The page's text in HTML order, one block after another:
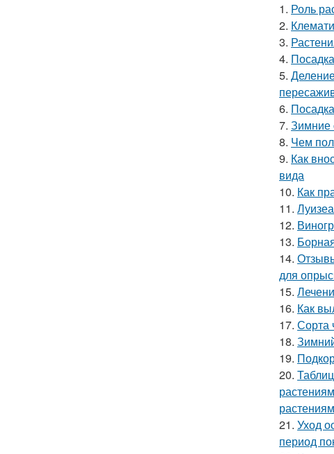
1. Роль
2.
3.
4.
5.
6.
7. Зимние
8. Чем
9. Как
вида
10. Как
11.
12.
13.
14.
для
15.
16. Как
17. Сорта
18.
19.
20.
21. Уход
период